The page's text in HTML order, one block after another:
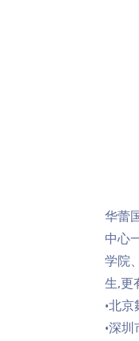
华蕾
中心
学院
生,更
·北
·深